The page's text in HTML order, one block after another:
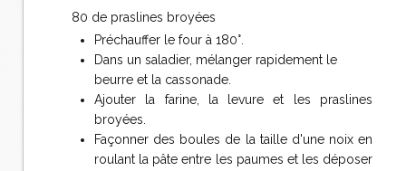
80 de praslines broyées
Préchauffer le four à 180°.
Dans un saladier, mélanger rapidement le
beurre et la cassonade.
Ajouter la farine, la levure et les praslines
broyées.
Façonner des boules de la taille d'une noix en
roulant la pâte entre les paumes et les déposer